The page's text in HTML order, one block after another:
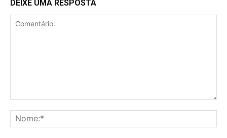
DEIXE UMA RESPOSTA